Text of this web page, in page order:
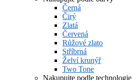
Černá
Čirý
Zlatá
Červená
Růžové zlato
Stříbrná
Želví krunýř
Two Tone
Nakupujte podle technologie